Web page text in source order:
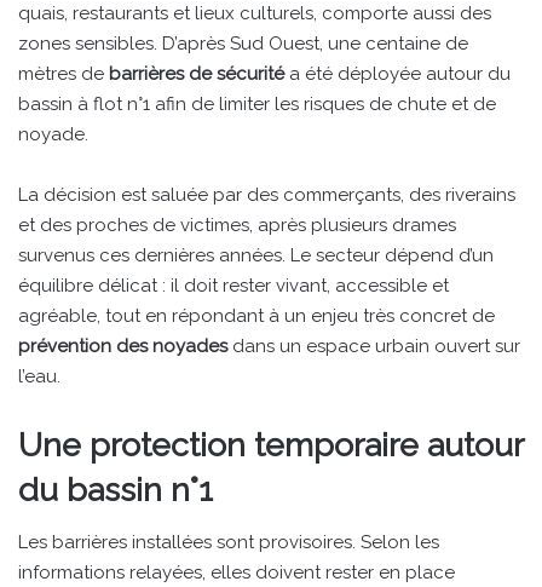
quais, restaurants et lieux culturels, comporte aussi des
zones sensibles. D’après Sud Ouest, une centaine de
mètres de barrières de sécuritéa été déployée autour du
bassin à flot n°1 afin de limiter les risques de chute et de
noyade.
La décision est saluée par des commerçants, des riverains
et des proches de victimes, après plusieurs drames
survenus ces dernières années. Le secteur dépend d’un
équilibre délicat : il doit rester vivant, accessible et
agréable, tout en répondant à un enjeu très concret de
prévention des noyadesdans un espace urbain ouvert sur
l’eau.
Une protection temporaire autour
du bassin n°1
Les barrières installées sont provisoires. Selon les
informations relayées, elles doivent rester en place